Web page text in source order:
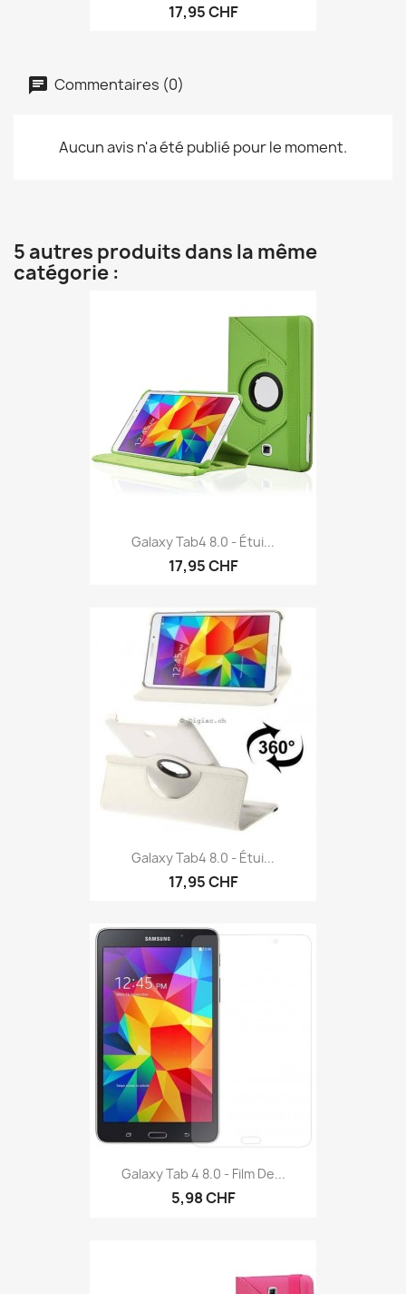
17,95 CHF
Commentaires (0)
Aucun avis n'a été publié pour le moment.
5 autres produits dans la même
catégorie :
Galaxy Tab4 8.0 - Étui...
17,95 CHF
Galaxy Tab4 8.0 - Étui...
17,95 CHF
Galaxy Tab 4 8.0 - Film De...
5,98 CHF